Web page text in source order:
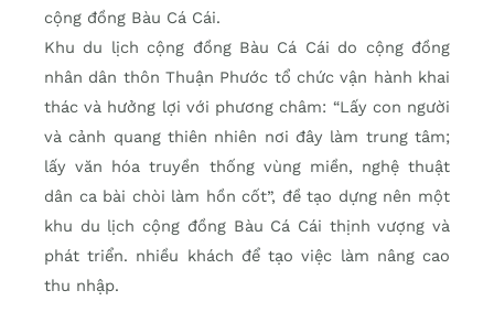
cộng đồng Bàu Cá Cái.
Khu du lịch cộng đồng Bàu Cá Cái do cộng đồng
nhân dân thôn Thuận Phước tổ chức vận hành khai
thác và hưởng lợi với phương châm: “Lấy con người
và cảnh quang thiên nhiên nơi đây làm trung tâm;
lấy văn hóa truyền thống vùng miền, nghệ thuật
dân ca bài chòi làm hồn cốt”, đề tạo dựng nên một
khu du lịch cộng đồng Bàu Cá Cái thịnh vượng và
phát triển. nhiều khách để tạo việc làm nâng cao
thu nhập.